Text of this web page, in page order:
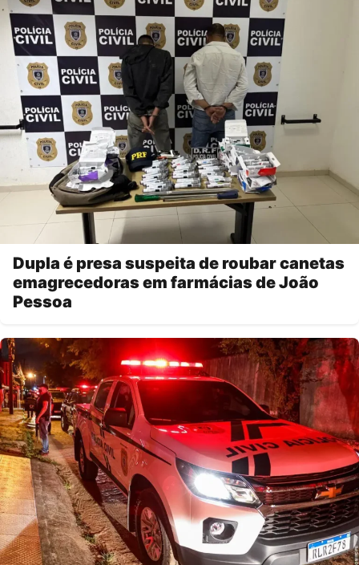
Dupla é presa suspeita de roubar canetas
emagrecedoras em farmácias de João
Pessoa